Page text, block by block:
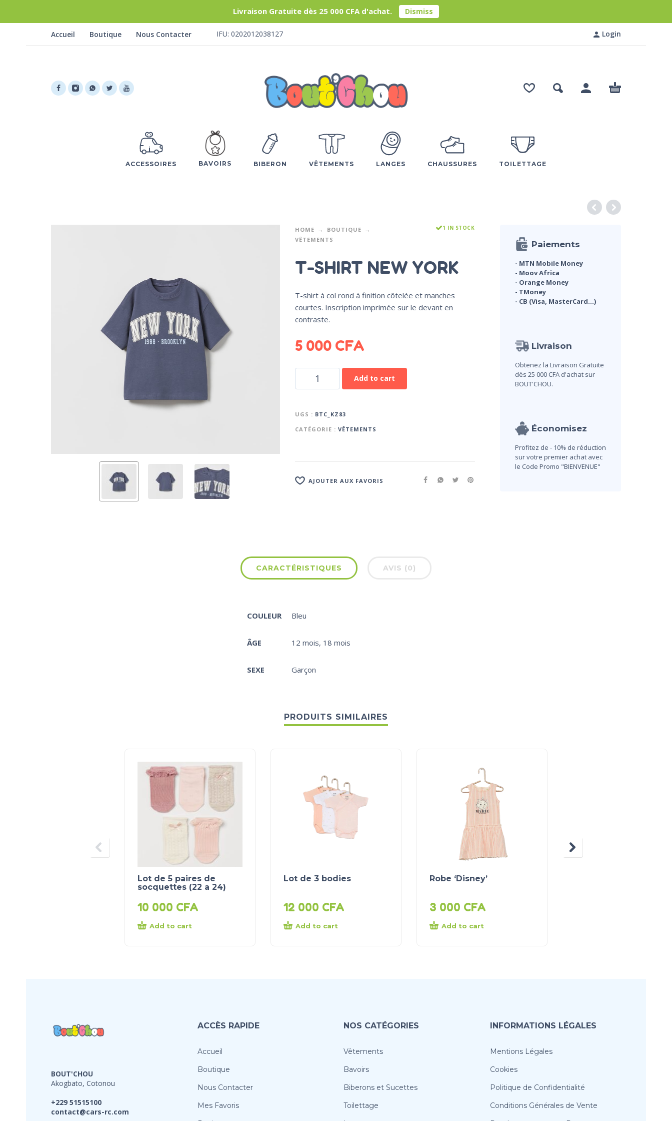
Livraison Gratuite dès 25 000 CFA d'achat. Dismiss
Accueil Boutique Nous Contacter IFU: 0202012038127 Login
ACCESSOIRES BAVOIRS BIBERON VÊTEMENTS LANGES CHAUSSURES TOILETTAGE
HOME
BOUTIQUE
VÊTEMENTS
1 IN STOCK
T-SHIRT NEW YORK
T-shirt à col rond à finition côtelée et manches
courtes. Inscription imprimée sur le devant en
contraste.
5 000 CFA
Add to cart
UGS : BTC_KZ83
CATÉGORIE : VÊTEMENTS
AJOUTER AUX FAVORIS
Paiements
- MTN Mobile Money
- Moov Africa
- Orange Money
- TMoney
- CB (Visa, MasterCard...)
Livraison
Obtenez la Livraison Gratuite
dès 25 000 CFA d'achat sur
BOUT'CHOU.
Économisez
Profitez de - 10% de réduction
sur votre premier achat avec
le Code Promo "BIENVENUE"
CARACTÉRISTIQUES AVIS (0)
COULEUR Bleu
ÂGE 12 mois, 18 mois
SEXE Garçon
PRODUITS SIMILAIRES
Lot de 5 paires de
socquettes (22 a 24)
10 000 CFA
Add to cart
Lot de 3 bodies
12 000 CFA
Add to cart
Robe ‘Disney’
3 000 CFA
Add to cart
BOUT'CHOU
Akogbato, Cotonou
+229 51515100
contact@cars-rc.com
ACCÈS RAPIDE
Accueil
Boutique
Nous Contacter
Mes Favoris
NOS CATÉGORIES
Vêtements
Bavoirs
Biberons et Sucettes
Toilettage
INFORMATIONS LÉGALES
Mentions Légales
Cookies
Politique de Confidentialité
Conditions Générales de Vente